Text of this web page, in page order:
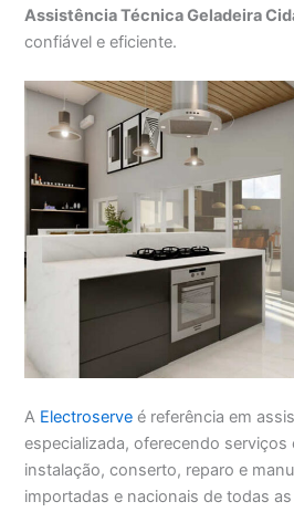
Assistência Técnica Geladeira
confiável e eficiente.
A Electroserve é referência em
especializada, oferecendo
instalação, conserto, reparo e
importadas e nacionais de todas